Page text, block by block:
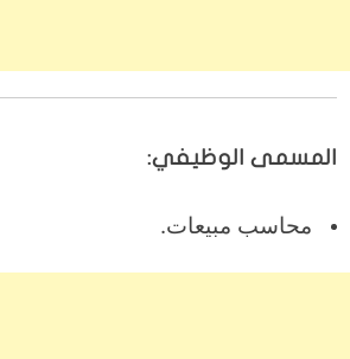
المسمى الوظيفي:
محاسب مبيعات.